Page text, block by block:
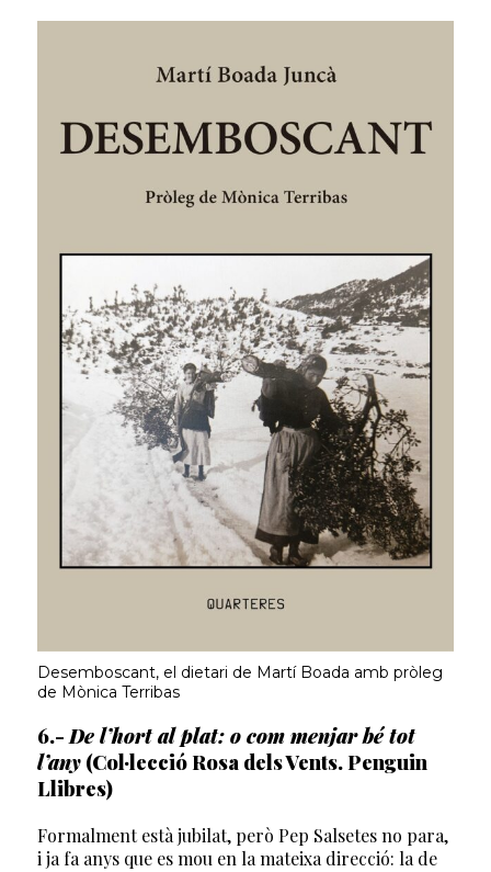
Desemboscant, el dietari de Martí Boada amb pròleg
de Mònica Terribas
6.-De l’hort al plat: o com menjar bé tot
l’any(Col·lecció Rosa dels Vents. Penguin
Llibres)
Formalment està jubilat, però Pep Salsetes no para,
i ja fa anys que es mou en la mateixa direcció: la de